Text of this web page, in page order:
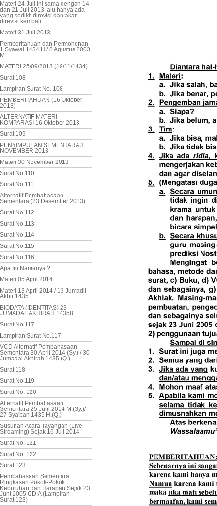
Materi 24 Juli ini sama dengan 14
dan 21 Juli 2013 lalu hanya ada
yang sedikit direvisi dan akan
direvisi kembali
Materi 31 Juli 2013
Pemberitahuan dan Permohonan
1 Syawal 1434 H / 8 Agustus 2003
M
MATERI 25/09/2013 (19/11/1434)
Surat 108
Lampiran Surat No. 108
PEMBERITAHUAN (16 Oktober
2013)
ALTERNATIF MATERI
KOMPARASI 16 Oktober 2013
Surat 109
PENYIMPULAN SEMENTARA 3
NOVEMBER 2013
Materi 30 November 2013
Surat No.110
Surat No.111
Alternatif Pembahasaan
Sementara (23 Desember 2013)
Surat No.112
Surat No.113
Surat No.114
Surat No.115
Surat No.116
Apa Ini Namanya ?
Materi 05 April 2014
Materi 13 April 2014 / 13 Jumadil
Akhir 1435
BIODATA (IDENTITAS) 23
JUMADAL AKHIRAH 14358
Surat No.117
Lampiran Surat No.117
VCD Alternatif Pembahasaan
Sementara 30 April 2014 (Sy.) / 30
Jumadal Akhirah 1435 (Q.)
Surat 118
Surat No.119
Surat No. 120
Alternatif Pembahasaan
Sementara 25 Juni 2014 M.(Sy.)/
27 Sya'ban 1435 H.(Q.)
Susunan Acara Tayangan (Live
Streaming) Sejak 16 Juli 2014
Surat No. 121
Surat No. 122
Surat 123
Pembahasaan Sementara
Ringkasan Pokok-Pokok
Kebutuhan dan Harapan Sejak 23
Juni 2005 CD.A (Lampiran
Surat.123)